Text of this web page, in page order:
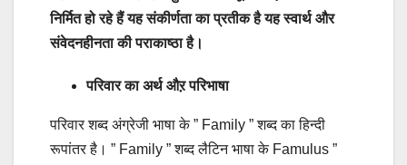
निर्मित हो रहे हैं यह संकीर्णता का प्रतीक है यह स्वार्थ और
संवेदनहीनता की पराकाष्ठा है।
परिवार का अर्थ औऱ परिभाषा
परिवार शब्द अंग्रेजी भाषा के ” Family ” शब्द का हिन्दी
रूपांतर है। ” Family ” शब्द लैटिन भाषा के Famulus ”